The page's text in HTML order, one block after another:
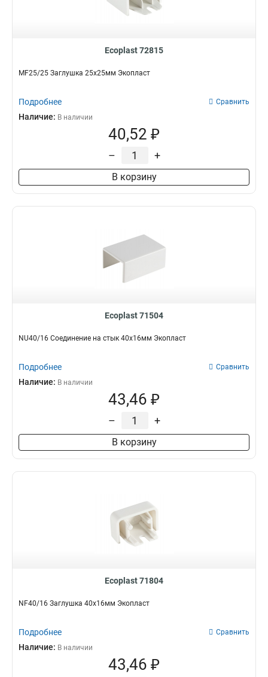
Ecoplast 72815
MF25/25 Заглушка 25х25мм Экопласт
Подробнее Сравнить
Наличие: В наличии
40,52 ₽
– +
В корзину
Ecoplast 71504
NU40/16 Соединение на стык 40х16мм Экопласт
Подробнее Сравнить
Наличие: В наличии
43,46 ₽
– +
В корзину
Ecoplast 71804
NF40/16 Заглушка 40х16мм Экопласт
Подробнее Сравнить
Наличие: В наличии
43,46 ₽